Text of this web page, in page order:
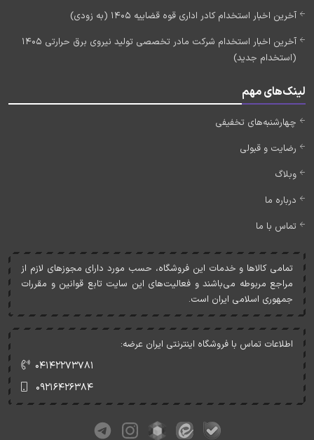
آخرین اخبار استخدام کادر اداری قوه قضاییه 1405 (به زودی)
آخرین اخبار استخدام شرکت مادر تخصصی تولید نیروی برق حرارتی 1405
(استخدام جدید)
لینک‌های مهم
چهارشنبه‌های تخفیفی
رضایت و قبولی
وبلاگ
درباره ما
تماس با ما
تمامی کالاها و خدمات اين فروشگاه، حسب مورد دارای مجوزهای لازم از
مراجع مربوطه می‌باشند و فعاليت‌های اين سايت تابع قوانين و مقررات
جمهوری اسلامی ايران است.
اطلاعات تماس با فروشگاه اینترنتی ایران عرضه:
۰۴۱۴۲۲۷۳۷۸۱
۰۹۲۱۶۴۲۶۳۸۴